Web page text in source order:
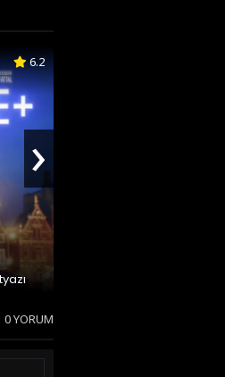
6.2
›
0 YORUM